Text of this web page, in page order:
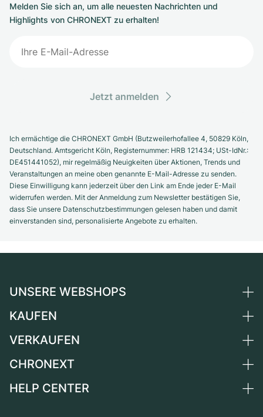
Melden Sie sich an, um alle neuesten Nachrichten und
Highlights von CHRONEXT zu erhalten!
Jetzt anmelden
Ich ermächtige die CHRONEXT GmbH (Butzweilerhofallee 4, 50829 Köln,
Deutschland. Amtsgericht Köln, Registernummer: HRB 121434; USt-IdNr.:
DE451441052), mir regelmäßig Neuigkeiten über Aktionen, Trends und
Veranstaltungen an meine oben genannte E-Mail-Adresse zu senden.
Diese Einwilligung kann jederzeit über den Link am Ende jeder E-Mail
widerrufen werden. Mit der Anmeldung zum Newsletter bestätigen Sie,
dass Sie unsere Datenschutzbestimmungen gelesen haben und damit
einverstanden sind, personalisierte Angebote zu erhalten.
UNSERE WEBSHOPS
Deutschland
Schweiz
Frankreich
KAUFEN
Alle Luxusuhren
Independent Brands
VERKAUFEN
Uhr verkaufen
CHRONEXT
Über uns
HELP CENTER